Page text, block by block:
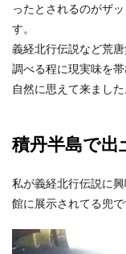
ったとされるのがザ
す。
義経北行伝説など荒
調べる程に現実味を
自然に思えて来ました
積丹半島で出
私が義経北行伝説に
館に展示されてる兜で